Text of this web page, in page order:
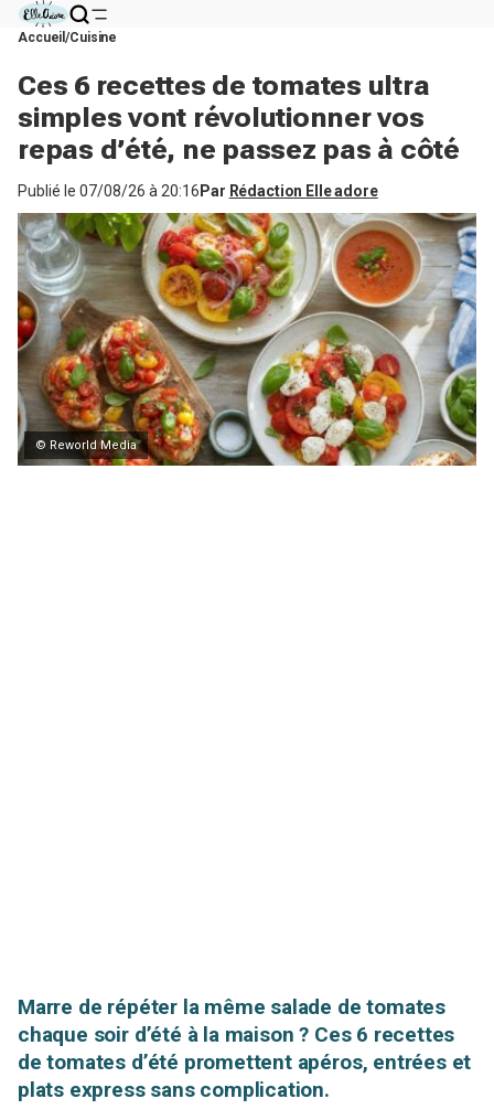
Accueil Cuisine
Ces 6 recettes de tomates ultra
simples vont révolutionner vos
repas d’été, ne passez pas à côté
Publié le 07/08/26 à 20:16 Par Rédaction Elle adore
© Reworld Media
Marre de répéter la même salade de tomates
chaque soir d’été à la maison ? Ces 6 recettes
de tomates d’été promettent apéros, entrées et
plats express sans complication.